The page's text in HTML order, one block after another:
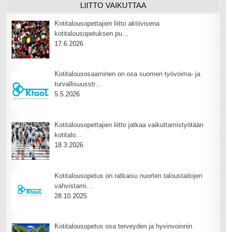
LIITTO VAIKUTTAA
Kotitalousopettajien liitto aktiivisena
kotitalousopetuksen pu…
17.6.2026
Kotitalousosaaminen on osa suomen työvoima- ja
turvallisuusstr…
5.5.2026
Kotitalousopettajien liitto jatkaa vaikuttamistyötään
kotitalo…
18.3.2026
Kotitalousopetus on ratkaisu nuorten taloustaitojen
vahvistami…
28.10.2025
Kotitalousopetus osa terveyden ja hyvinvoinnin